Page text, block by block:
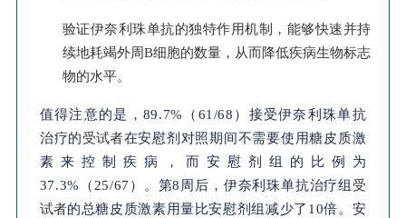
验证伊奈利珠单抗的独特作用机制，能够快速并持
续地耗竭外周B细胞的数量，从而降低疾病生物标志
物的水平。
值得注意的是， 89.7%（61/68） 接受伊奈利珠单抗
治疗的受试者在安慰剂对照期间不需要使用糖皮质激
素来控制疾病，而安慰剂组的比例为
37.3%（25/67）。第8周后，伊奈利珠单抗治疗组 受
试者的总糖皮质激素用量比安慰剂组减少了10倍。安